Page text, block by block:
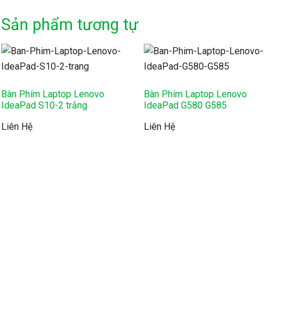
Sản phẩm tương tự
Bàn Phím Laptop Lenovo
IdeaPad S10-2 trắng
Liên Hệ
Bàn Phím Laptop Lenovo
IdeaPad G580 G585
Liên Hệ